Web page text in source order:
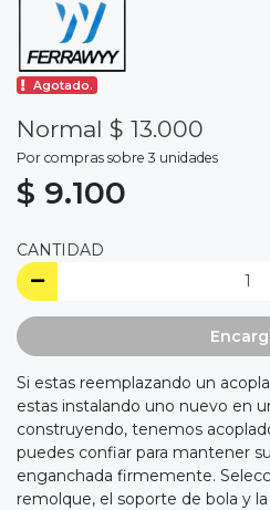
Agotado.
Normal $ 13.000
Por compras sobre 3 unidades
$ 9.100
CANTIDAD
Si estas reemplazando un
estas instalando uno nuevo en
construyendo, tenemos
puedes confiar para mantener
enganchada firmemente.
remolque, el soporte de bola y